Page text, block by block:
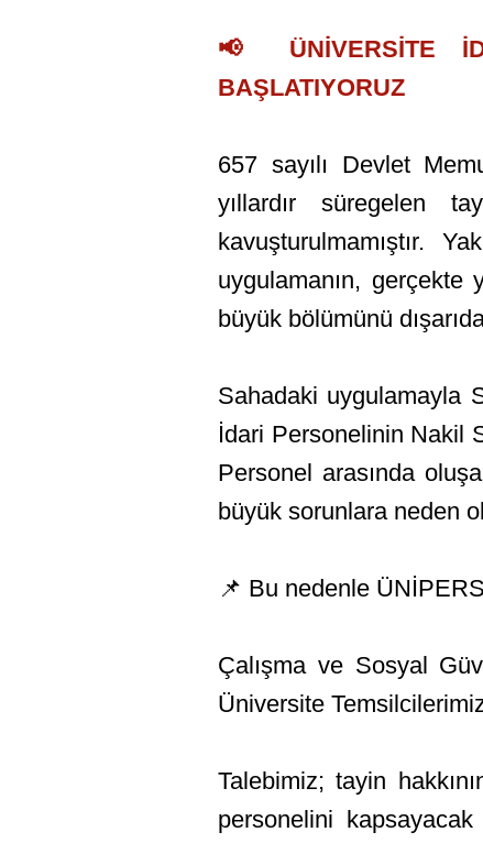
📢 ÜNİVERSİTE
BAŞLATIYORUZ
657 sayılı Devlet
yıllardır süregelen
kavuşturulmamıştır.
uygulamanın, gerçekte
büyük bölümünü
Sahadaki uygulamayla
İdari Personelinin Nakil
Personel arasında
büyük sorunlara neden
📌 Bu nedenle
Çalışma ve Sosyal
Üniversite
Talebimiz; tayin
personelini